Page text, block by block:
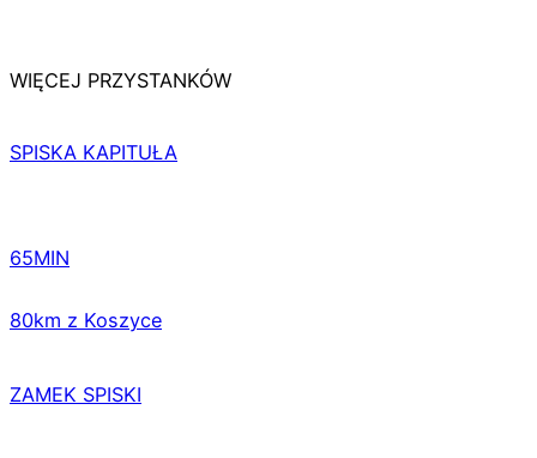
WIĘCEJ PRZYSTANKÓW
SPISKA KAPITUŁA
65MIN
80km z Koszyce
ZAMEK SPISKI